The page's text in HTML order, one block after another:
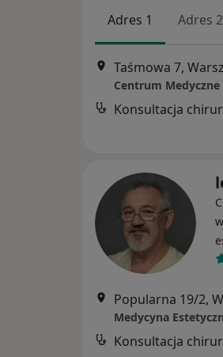
Adres 1 Adres 2
Taśmowa 7,
Konsultacja
Popularna 19/2,
Medycyna
Konsultacja